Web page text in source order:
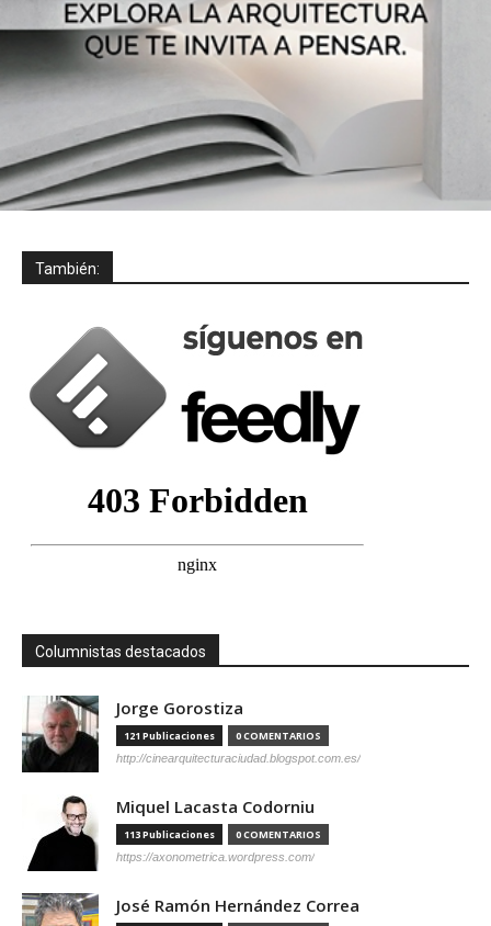
También:
Columnistas destacados
Jorge Gorostiza
121 Publicaciones 0 COMENTARIOS
http://cinearquitecturaciudad.blogspot.com.es/
Miquel Lacasta Codorniu
113 Publicaciones 0 COMENTARIOS
https://axonometrica.wordpress.com/
José Ramón Hernández Correa